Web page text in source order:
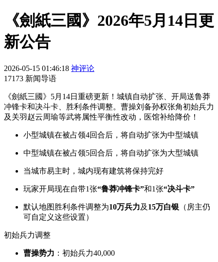
《劍紙三國》2026年5月14日更
新公告
2026-05-15 01:46:18 神评论
17173 新闻导语
《劍紙三國》5月14日重磅更新！城镇自动扩张、开局送鲁莽
冲锋卡和决斗卡、胜利条件调整。曹操刘备孙权张角初始兵力
及关羽赵云周瑜等武将属性平衡性改动，医馆补给降价！
小型城镇在被占领4回合后，将自动扩张为中型城镇
中型城镇在被占领5回合后，将自动扩张为大型城镇
当城市易主时，城内现有建筑将保持完好
玩家开局现在自带1张“鲁莽冲锋卡”和1张“决斗卡”
默认地图胜利条件调整为10万兵力及 15万白银 （房主仍
可自定义这些设置）
初始兵力调整
曹操势力 ：初始兵力40,000